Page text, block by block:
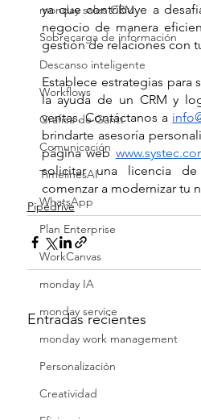
monday sales CRM
Sobrecarga de información
Descanso inteligente
Workflows
Gráfica de Gantt
Comunicación
TimelinesAI
WhatsApp
Plan Enterprise
WorkCanvas
monday IA
monday service
monday work management
Personalización
Creatividad
ya que contribuye a
negocio de manera
gestión de relaciones con
Establece estrategias para
la ayuda de un CRM y
ventas. Contáctanos a
brindarte asesoría
página web
solicitar una licencia
comenzar a modernizar tu
Pipedrive
Entradas recientes